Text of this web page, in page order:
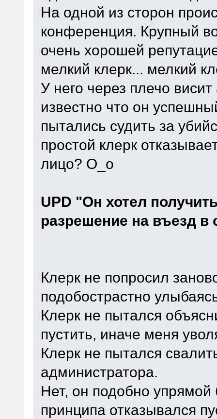
На одной из сторон
конференция. Крупный
очень хорошей
мелкий клерк... мелкий
У него через плечо
известно что он
пытались судить за
простой клерк
лицо? О_о
UPD "Он хотел
разрешение на въезд в
Клерк не попросил
подобострастно
Клерк не пытался
пустить, иначе меня
Клерк не пытался
администратора.
Нет, он подобно упрямой
принципа отказывался